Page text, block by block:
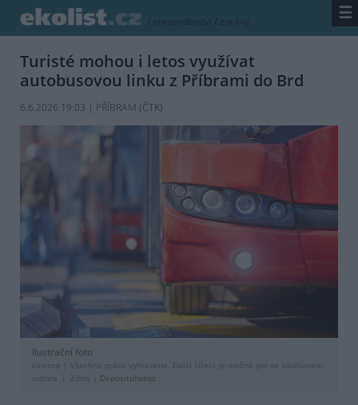
/ zpravodajství / zprávy ☰
Turisté mohou i letos využívat
autobusovou linku z Příbrami do Brd
6.6.2026 19:03 | PŘÍBRAM (ČTK)
Ilustrační foto
Licence |
Všechna práva vyhrazena. Další šíření je možné jen se souhlasem
autora
Zdroj | Depositphotos